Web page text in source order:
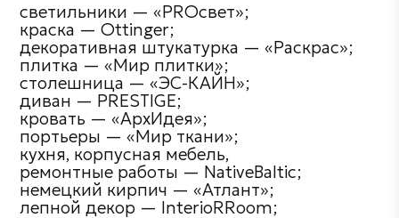
светильники — «PROсвет»;
краска — Ottinger;
декоративная штукатурка — «Раскрас»;
плитка — «Мир плитки»;
столешница — «ЭС-КАЙН»;
диван — PRESTIGE;
кровать — «АрхИдея»;
портьеры — «Мир ткани»;
кухня, корпусная мебель,
ремонтные работы — NativeBaltic;
немецкий кирпич — «Атлант»;
лепной декор — InterioRRoom;